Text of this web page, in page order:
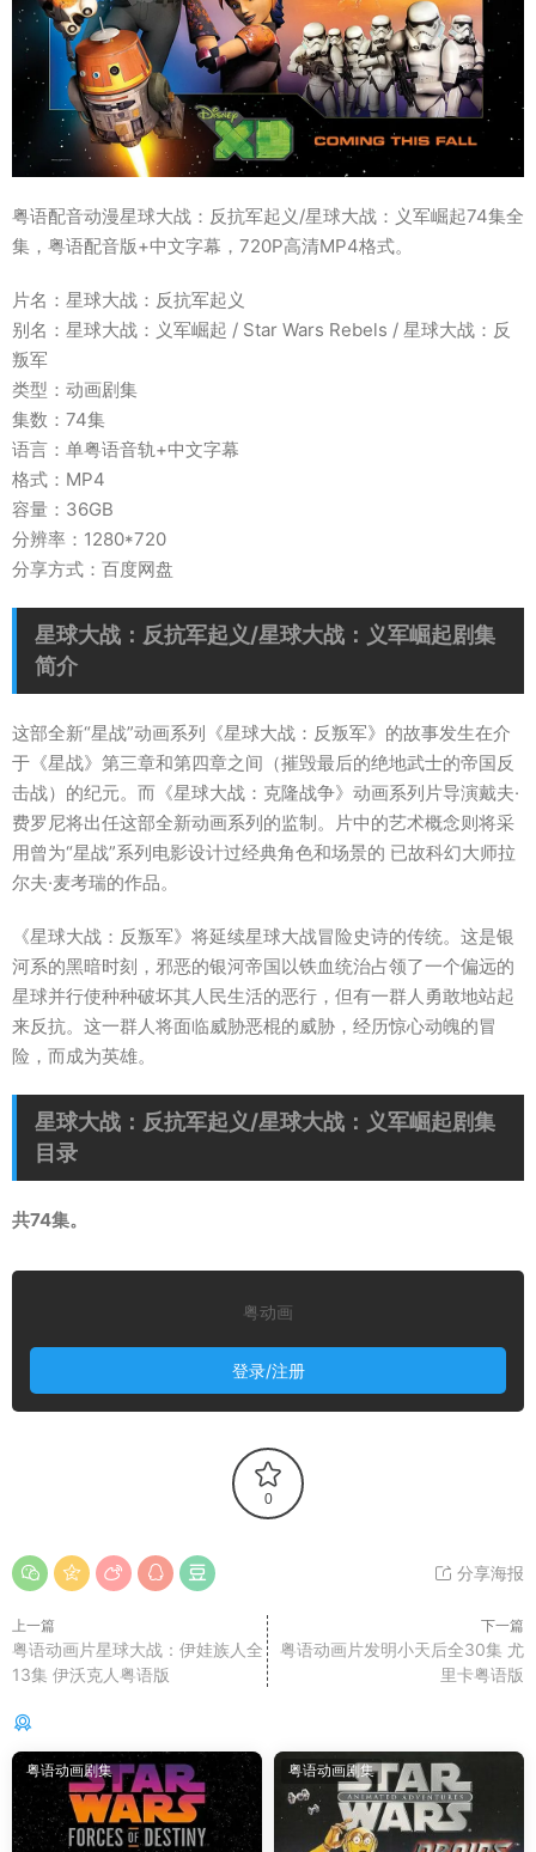
粤语配音动漫星球大战：反抗军起义/星球大战：义军崛起74集全
集，粤语配音版+中文字幕，720P高清MP4格式。
片名：星球大战：反抗军起义
别名：星球大战：义军崛起 / Star Wars Rebels / 星球大战：反
叛军
类型：动画剧集
集数：74集
语言：单粤语音轨+中文字幕
格式：MP4
容量：36GB
分辨率：1280*720
分享方式：百度网盘
星球大战：反抗军起义/星球大战：义军崛起剧集
简介
这部全新“星战”动画系列《星球大战：反叛军》的故事发生在介
于《星战》第三章和第四章之间（摧毁最后的绝地武士的帝国反
击战）的纪元。而《星球大战：克隆战争》动画系列片导演戴夫·
费罗尼将出任这部全新动画系列的监制。片中的艺术概念则将采
用曾为“星战”系列电影设计过经典角色和场景的 已故科幻大师拉
尔夫·麦考瑞的作品。
《星球大战：反叛军》将延续星球大战冒险史诗的传统。这是银
河系的黑暗时刻，邪恶的银河帝国以铁血统治占领了一个偏远的
星球并行使种种破坏其人民生活的恶行，但有一群人勇敢地站起
来反抗。这一群人将面临威胁恶棍的威胁，经历惊心动魄的冒
险，而成为英雄。
星球大战：反抗军起义/星球大战：义军崛起剧集
目录
共74集。
粤动画
登录/注册
0
分享海报
上一篇
粤语动画片星球大战：伊娃族人全
13集 伊沃克人粤语版
下一篇
粤语动画片发明小天后全30集 尤
里卡粤语版
粤语动画剧集 粤语动画剧集